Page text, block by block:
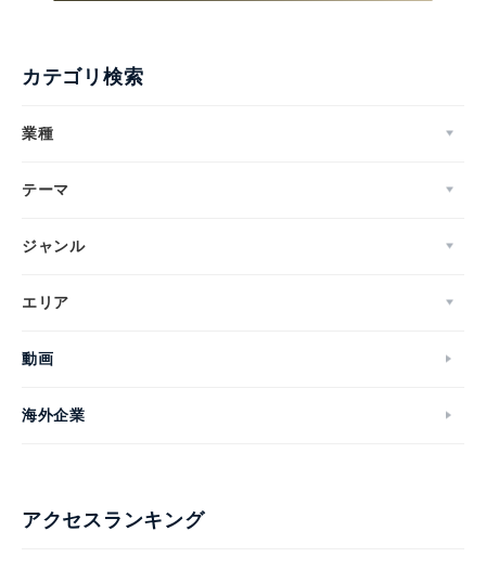
カテゴリ検索
業種
テーマ
ジャンル
エリア
動画
海外企業
アクセスランキング